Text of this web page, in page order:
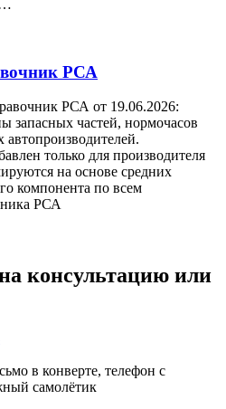
…
РСА
РСА от 19.06.2026:
запасных частей, нормочасов
автопроизводителей.
только для производителя
на основе средних
компонента по всем
РСА
консультацию или